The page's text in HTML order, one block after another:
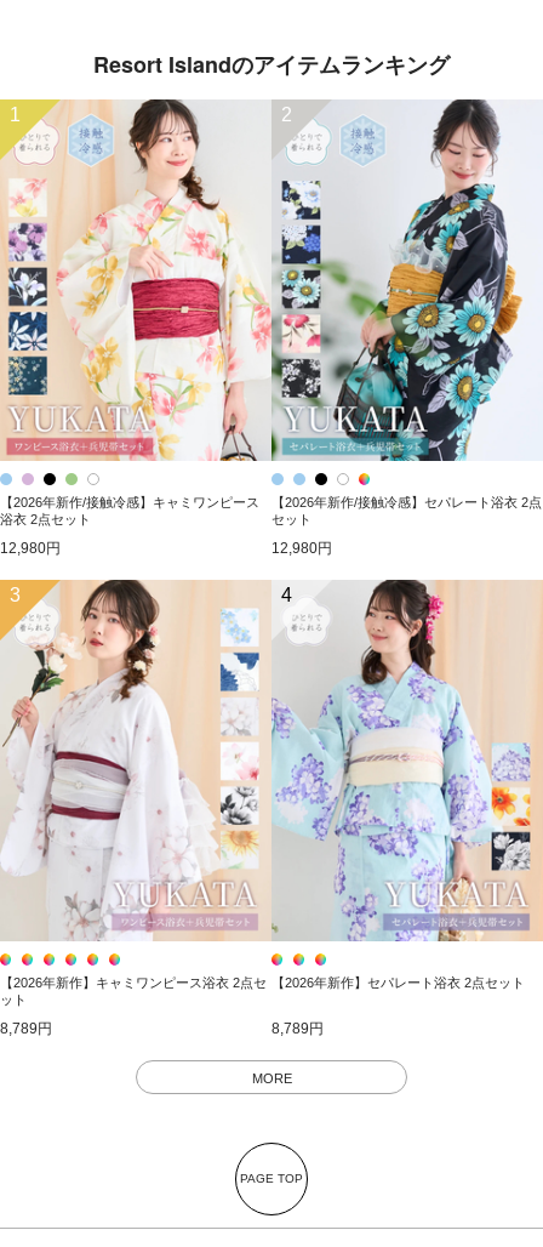
Resort Islandのアイテムランキング
1
【2026年新作/接触冷感】キャミワンピース
浴衣 2点セット
12,980円
2
【2026年新作/接触冷感】セパレート浴衣 2点
セット
12,980円
3
【2026年新作】キャミワンピース浴衣 2点セ
ット
8,789円
4
【2026年新作】セパレート浴衣 2点セット
8,789円
MORE
PAGE TOP